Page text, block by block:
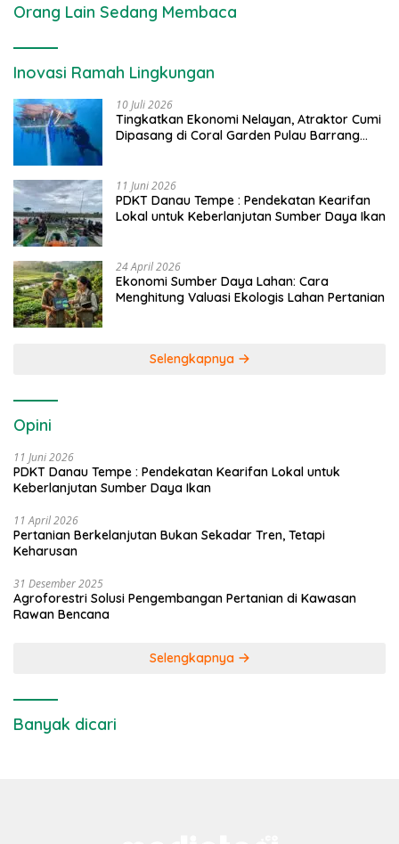
Orang Lain Sedang Membaca
Inovasi Ramah Lingkungan
10 Juli 2026
Tingkatkan Ekonomi Nelayan, Atraktor Cumi
Dipasang di Coral Garden Pulau Barrang
11 Juni 2026
PDKT Danau Tempe : Pendekatan Kearifan
Lokal untuk Keberlanjutan Sumber Daya Ikan
24 April 2026
Ekonomi Sumber Daya Lahan: Cara
Menghitung Valuasi Ekologis Lahan Pertanian
Selengkapnya
Opini
11 Juni 2026
PDKT Danau Tempe : Pendekatan Kearifan Lokal untuk
Keberlanjutan Sumber Daya Ikan
11 April 2026
Pertanian Berkelanjutan Bukan Sekadar Tren, Tetapi
Keharusan
31 Desember 2025
Agroforestri Solusi Pengembangan Pertanian di Kawasan
Rawan Bencana
Selengkapnya
Banyak dicari